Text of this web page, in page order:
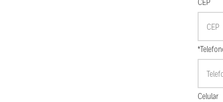
CEP
Celular